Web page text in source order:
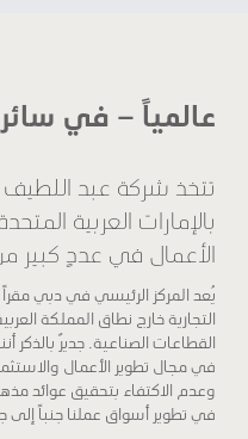
عالمياً – في
تتخذ شركة عبد
بالإمارات العربية
الأعمال في عددٍ كبير
يُعد المركز الرئيسي في دبي مقراً
التجارية خارج نطاق المملكة
القطاعات الصناعية. جديرٌ
في مجال تطوير الأعمال
وعدم الاكتفاء بتحقيق عوائد
في تطوير أسواق عملنا جنباً إلى